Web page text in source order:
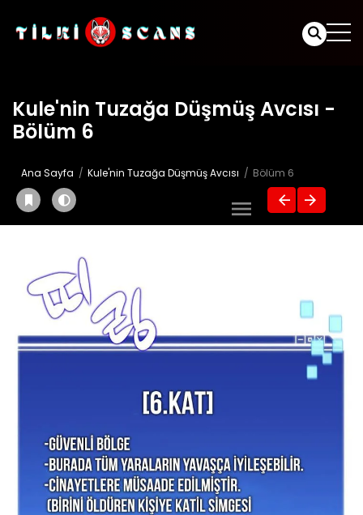
Kule'nin Tuzağa Düşmüş Avcısı -
Bölüm 6
Ana Sayfa Kule'nin Tuzağa Düşmüş Avcısı Bölüm 6